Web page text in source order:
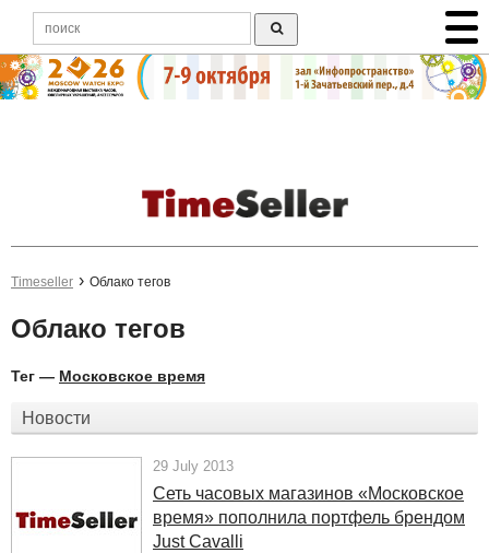
Timeseller Облако тегов
Облако тегов
Тег — Московское время
Новости
29 July 2013
Сеть часовых магазинов «Московское
время» пополнила портфель брендом
Just Cavalli